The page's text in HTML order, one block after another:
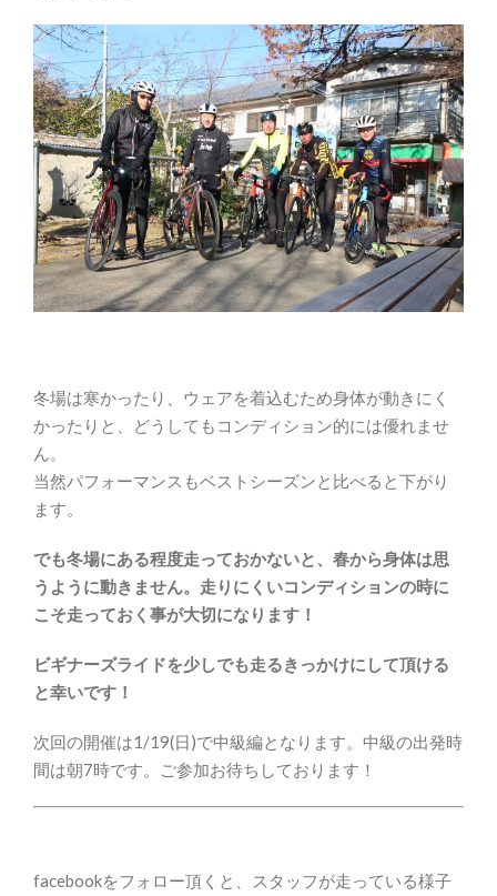
冬場は寒かったり、ウェアを着込むため身体が動きにく
かったりと、どうしてもコンディション的には優れませ
ん。
当然パフォーマンスもベストシーズンと比べると下がり
ます。
でも冬場にある程度走っておかないと、春から身体は思
うように動きません。走りにくいコンディションの時に
こそ走っておく事が大切になります！
ビギナーズライドを少しでも走るきっかけにして頂ける
と幸いです！
次回の開催は1/19(日)で中級編となります。中級の出発時
間は朝7時です。ご参加お待ちしております！
facebookをフォロー頂くと、スタッフが走っている様子